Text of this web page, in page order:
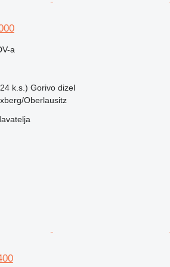
a
k.s.) Gorivo dizel
Oberlausitz